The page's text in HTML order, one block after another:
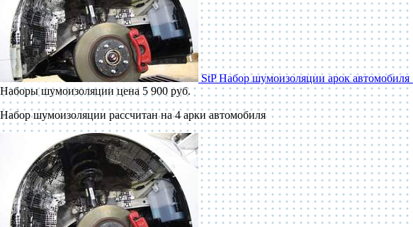
StP Набор шумоизоляции арок
Наборы шумоизоляции цена 5 900 руб.
Набор шумоизоляции рассчитан на 4 арки автомобиля